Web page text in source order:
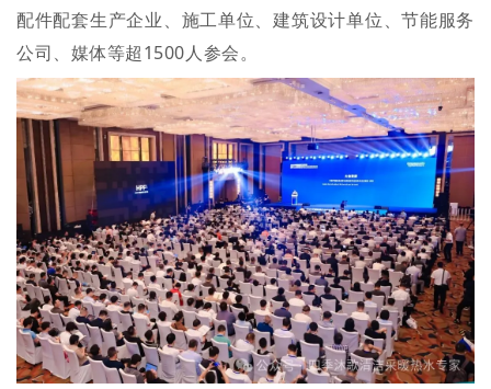
配件配套生产企业、施工单位、建筑设计单位、节能服务
公司、媒体等超1500人参会。